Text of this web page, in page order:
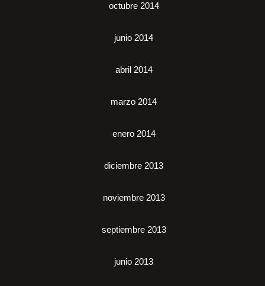
octubre 2014
junio 2014
abril 2014
marzo 2014
enero 2014
diciembre 2013
noviembre 2013
septiembre 2013
junio 2013